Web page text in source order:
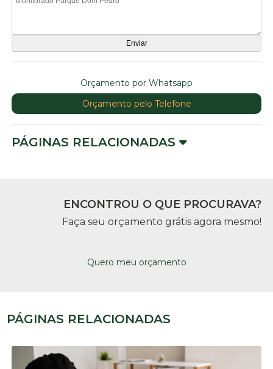
Orçamento por Whatsapp
Orçamento pelo Telefone
PÁGINAS RELACIONADAS
ENCONTROU O QUE PROCURAVA?
Faça seu orçamento grátis agora mesmo!
Quero meu orçamento
PÁGINAS RELACIONADAS